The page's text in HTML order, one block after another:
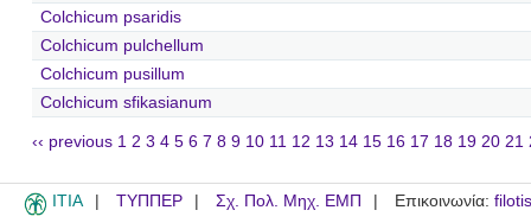
Colchicum psaridis
Colchicum pulchellum
Colchicum pusillum
Colchicum sfikasianum
‹‹ previous 1 2 3 4 5 6 7 8 9 10 11 12 13 14 15 16 17 18 19 20 21
ITIA ΤΥΠΠΕΡ Σχ. Πολ. Μηχ. ΕΜΠ Επικοινωνία: